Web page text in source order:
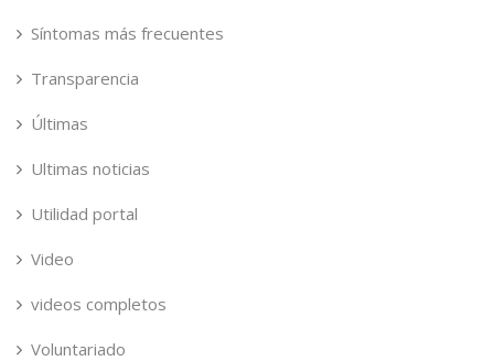
Síntomas más frecuentes
Transparencia
Últimas
Ultimas noticias
Utilidad portal
Video
videos completos
Voluntariado